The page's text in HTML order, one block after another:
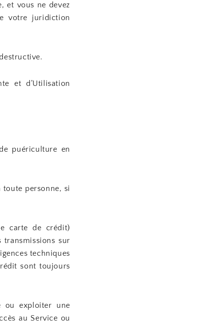
et vous ne devez
votre juridiction
et d’Utilisation
puériculture en
toute personne, si
carte de crédit)
sur
techniques
sont toujours
ou exploiter une
au Service ou